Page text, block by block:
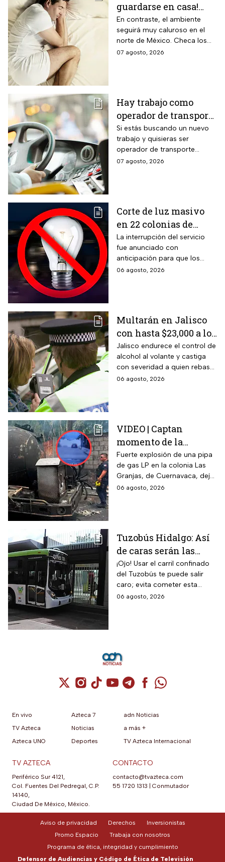
guardarse en casa!
Monzón mexicano
dejará lluvias
intensas en estos
estados; así estará el
En contraste, el ambiente
seguirá muy caluroso en el
norte de México. Checa los
detalles y toma precauciones.
07 agosto, 2026
Hay trabajo como
operador de transporte
público con sueldo de
18 mil pesos, bonos y
despensa
Si estás buscando un nuevo
trabajo y quisieras ser
operador de transporte
público, publicaron algunas
07 agosto, 2026
Corte de luz masivo
en 22 colonias de
México; zonas
afectadas hoy 7 de
agosto
La interrupción del servicio
fue anunciado con
anticipación para que los
usuarios puedan tomar las
06 agosto, 2026
Multarán en Jalisco
con hasta $23,000 a los
conductores que
superen este límite en
la prueba de
alcoholemia
Jalisco endurece el control de
alcohol al volante y castiga
con severidad a quien rebase
el nuevo límite de sangre o
06 agosto, 2026
VIDEO | Captan
momento de la
explosión de pipa de
gas en Cuernavaca:
¡Imágenes sensibles!
Fuerte explosión de una pipa
de gas LP en la colonia Las
Granjas, de Cuernavaca, dejó
21 heridos y causó pánico
06 agosto, 2026
Tuzobús Hidalgo: Así
de caras serán las
MULTAS por invadir
el carril confinado a
partir de esta fecha
¡Ojo! Usar el carril confinado
del Tuzobús te puede salir
caro; evita cometer esta
infracción a partir de agosto.
06 agosto, 2026
Cuenta de X / Twitter (se abre en una
Cuenta de Instagram (se abre en una
Cuenta de TikTok (se abre en
Cuenta de YouTube (se abre
Cuenta de Telegram (se
Cuenta de
Cuenta de
En vivo
TV Azteca
Azteca UNO
Azteca 7
Noticias
Deportes
adn Noticias
a más +
TV Azteca Internacional
TV AZTECA
Periférico Sur 4121,
Col. Fuentes Del Pedregal, C.P.
14140,
Ciudad De México, México.
CONTACTO
contacto@tvazteca.com
55 1720 1313
Conmutador
Aviso de privacidad Derechos
Inversionistas
Promo Espacio
Trabaja con nosotros
Programa de ética, integridad y cumplimiento
Defensor de Audiencias y Código de Ética de Televisión